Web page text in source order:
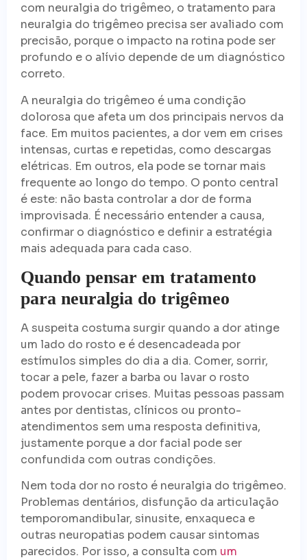
com neuralgia do trigêmeo, o tratamento para
neuralgia do trigêmeo precisa ser avaliado com
precisão, porque o impacto na rotina pode ser
profundo e o alívio depende de um diagnóstico
correto.
A neuralgia do trigêmeo é uma condição
dolorosa que afeta um dos principais nervos da
face. Em muitos pacientes, a dor vem em crises
intensas, curtas e repetidas, como descargas
elétricas. Em outros, ela pode se tornar mais
frequente ao longo do tempo. O ponto central
é este: não basta controlar a dor de forma
improvisada. É necessário entender a causa,
confirmar o diagnóstico e definir a estratégia
mais adequada para cada caso.
Quando pensar em tratamento
para neuralgia do trigêmeo
A suspeita costuma surgir quando a dor atinge
um lado do rosto e é desencadeada por
estímulos simples do dia a dia. Comer, sorrir,
tocar a pele, fazer a barba ou lavar o rosto
podem provocar crises. Muitas pessoas passam
antes por dentistas, clínicos ou pronto-
atendimentos sem uma resposta definitiva,
justamente porque a dor facial pode ser
confundida com outras condições.
Nem toda dor no rosto é neuralgia do trigêmeo.
Problemas dentários, disfunção da articulação
temporomandibular, sinusite, enxaqueca e
outras neuropatias podem causar sintomas
parecidos. Por isso, a consulta com um